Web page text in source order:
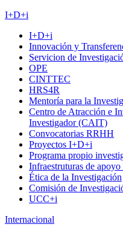
I+D+i
I+D+i
Innovación y
Servicion de
OPE
CINTTEC
HRS4R
Mentoría para la
Centro de Atracción e
Investigador (CAIT)
Convocatorias RRHH
Proyectos I+D+i
Programa propio
Infraestruturas de
Ética de la Investigación
Comisión de
UCC+i
Internacional